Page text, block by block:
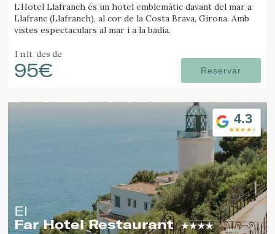
L’Hotel Llafranch és un hotel emblemàtic davant del mar a
Llafranc (Llafranch), al cor de la Costa Brava, Girona. Amb
vistes espectaculars al mar i a la badia.
1 nit des de
95€ Reservar
4.3
El
Far Hotel Restaurant